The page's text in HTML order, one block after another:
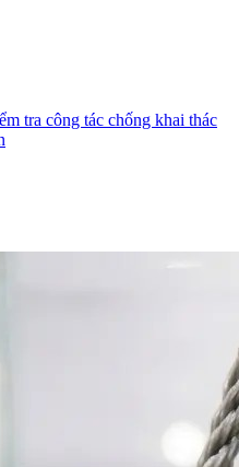
tra công tác chống khai thác